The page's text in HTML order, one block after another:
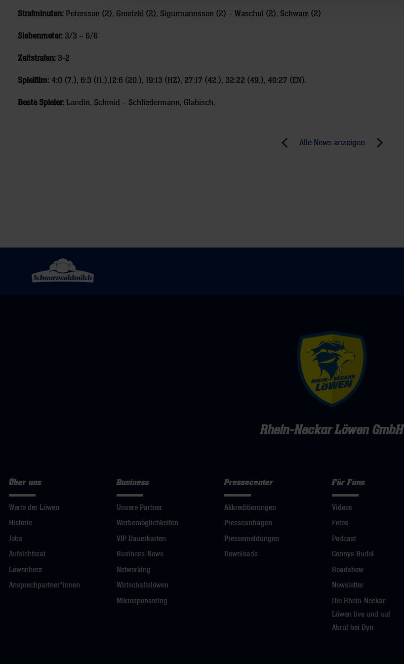
Strafminuten: Petersson (2), Groetzki (2), Sigurmannsson (2) – Waschul (2), Schwarz (2)
Siebenmeter: 3/3 – 6/6
Zeitstrafen: 3-2
Spielfilm: 4:0 (7.), 6:3 (11.),12:6 (20.), 19:13 (HZ), 27:17 (42.), 32:22 (49.), 40:27 (EN).
Beste Spieler: Landin, Schmid – Schliedermann, Glabisch.
(MM)
Alle News anzeigen
Final
Rhein-Neckar Löwen GmbH
Über uns
Werte der Löwen
Historie
Jobs
Aufsichtsrat
Löwenherz
Ansprechpartner*innen
Business
Unsere Partner
Werbemöglichkeiten
VIP Dauerkarten
Business-News
Networking
Wirtschaftslöwen
Mikrosponsoring
Pressecenter
Akkreditierungen
Presseanfragen
Pressemeldungen
Downloads
Für Fans
Videos
Fotos
Podcast
Connys Rudel
Roadshow
Newsletter
Die Rhein-Neckar
Löwen live und auf
Abruf bei Dyn